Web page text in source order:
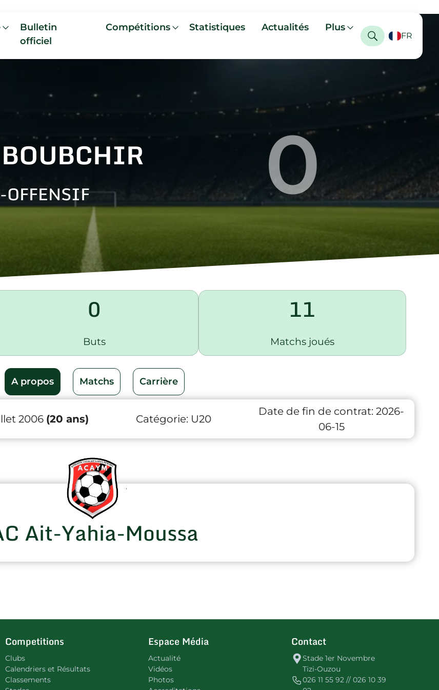
Bulletin
officiel
Compétitions Statistiques Actualités Plus
FR
0
0
Buts
11
Matchs joués
A propos Matchs Carrière
2006 (20 ans) Catégorie: U20
Date de fin de contrat: 2026-
06-15
Ait-Yahia-Moussa
Competitions
Clubs
Calendriers et Résultats
Classements
Espace Média
Actualité
Vidéos
Photos
Contact
Stade 1er Novembre
Tizi-Ouzou
026 11 55 92 // 026 10 39